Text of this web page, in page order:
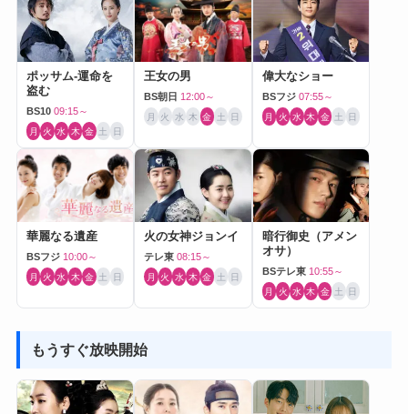
ポッサム-運命を
盗む
BS10 09:15～
月 火 水 木 金 土 日
王女の男
BS朝日 12:00～
月 火 水 木 金 土 日
偉大なショー
BSフジ 07:55～
月 火 水 木 金 土 日
華麗なる遺産
BSフジ 10:00～
月 火 水 木 金 土 日
火の女神ジョンイ
テレ東 08:15～
月 火 水 木 金 土 日
暗行御史（アメン
オサ）
BSテレ東 10:55～
月 火 水 木 金 土 日
もうすぐ放映開始